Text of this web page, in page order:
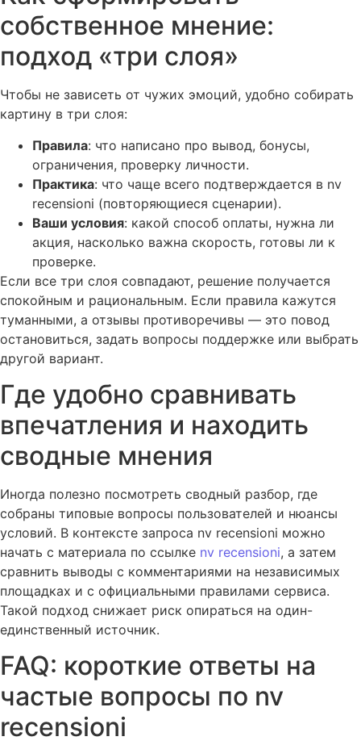
собственное мнение:
подход «три слоя»
Чтобы не зависеть от чужих эмоций, удобно собирать
картину в три слоя:
Правила: что написано про вывод, бонусы,
ограничения, проверку личности.
Практика: что чаще всего подтверждается в nv
recensioni (повторяющиеся сценарии).
Ваши условия: какой способ оплаты, нужна ли
акция, насколько важна скорость, готовы ли к
проверке.
Если все три слоя совпадают, решение получается
спокойным и рациональным. Если правила кажутся
туманными, а отзывы противоречивы — это повод
остановиться, задать вопросы поддержке или выбрать
другой вариант.
Где удобно сравнивать
впечатления и находить
сводные мнения
Иногда полезно посмотреть сводный разбор, где
собраны типовые вопросы пользователей и нюансы
условий. В контексте запроса nv recensioni можно
начать с материала по ссылке nv recensioni, а затем
сравнить выводы с комментариями на независимых
площадках и с официальными правилами сервиса.
Такой подход снижает риск опираться на один-
единственный источник.
FAQ: короткие ответы на
частые вопросы по nv
recensioni